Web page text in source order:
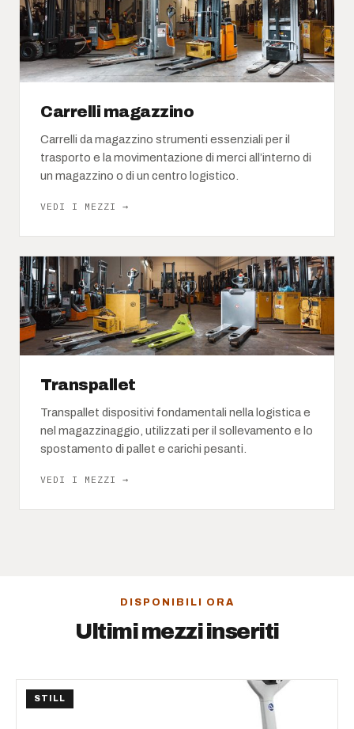
Carrelli magazzino
Carrelli da magazzino strumenti essenziali per il
trasporto e la movimentazione di merci all’interno di
un magazzino o di un centro logistico.
VEDI I MEZZI →
Transpallet
Transpallet dispositivi fondamentali nella logistica e
nel magazzinaggio, utilizzati per il sollevamento e lo
spostamento di pallet e carichi pesanti.
VEDI I MEZZI →
DISPONIBILI ORA
Ultimi mezzi inseriti
STILL